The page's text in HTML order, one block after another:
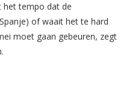
het tempo dat de
of waait het te hard
moet gaan gebeuren, zegt